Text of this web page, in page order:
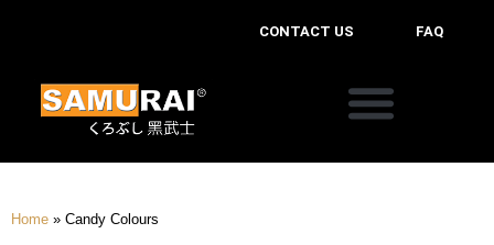
CONTACT US FAQ
Home » Candy Colours